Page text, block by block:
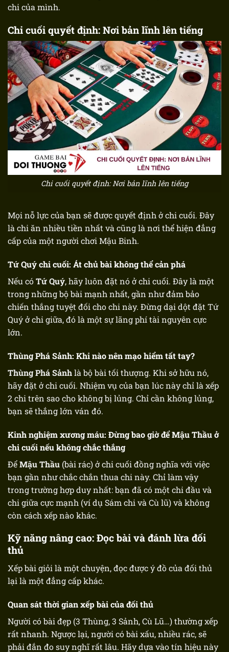
chi của mình.
Chi cuối quyết định: Nơi bản lĩnh lên tiếng
Chi cuối quyết định: Nơi bản lĩnh lên tiếng
Mọi nỗ lực của bạn sẽ được quyết định ở chi cuối. Đây
là chi ăn nhiều tiền nhất và cũng là nơi thể hiện đẳng
cấp của một người chơi Mậu Binh.
Tứ Quý chi cuối: Át chủ bài không thể cản phá
Nếu cóTứ Quý, hãy luôn đặt nó ở chi cuối. Đây là một
trong những bộ bài mạnh nhất, gần như đảm bảo
chiến thắng tuyệt đối cho chi này. Đừng dại dột đặt Tứ
Quý ở chi giữa, đó là một sự lãng phí tài nguyên cực
lớn.
Thùng Phá Sảnh: Khi nào nên mạo hiểm tất tay?
Thùng Phá Sảnhlà bộ bài tối thượng. Khi sở hữu nó,
hãy đặt ở chi cuối. Nhiệm vụ của bạn lúc này chỉ là xếp
2 chi trên sao cho không bị lủng. Chỉ cần không lủng,
bạn sẽ thắng lớn ván đó.
Kinh nghiệm xương máu: Đừng bao giờ để Mậu Thầu ở
chi cuối nếu không chắc thắng
ĐểMậu Thầu (bài rác) ở chi cuối đồng nghĩa với việc
bạn gần như chắc chắn thua chi này. Chỉ làm vậy
trong trường hợp duy nhất: bạn đã có một chi đầu và
chi giữa cực mạnh (ví dụ Sám chi và Cù lũ) và không
còn cách xếp nào khác.
Kỹ năng nâng cao: Đọc bài và đánh lừa đối
thủ
Xếp bài giỏi là một chuyện, đọc được ý đồ của đối thủ
lại là một đẳng cấp khác.
Quan sát thời gian xếp bài của đối thủ
Người có bài đẹp (3 Thùng, 3 Sảnh, Cù Lũ…) thường xếp
rất nhanh. Ngược lại, người có bài xấu, nhiều rác, sẽ
phải đắn đo suy nghĩ rất lâu. Hãy dựa vào tín hiệu này